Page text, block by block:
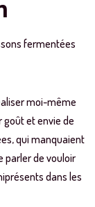
fermentées
moi-même
et envie de
qui manquaient
parler de vouloir
dans les